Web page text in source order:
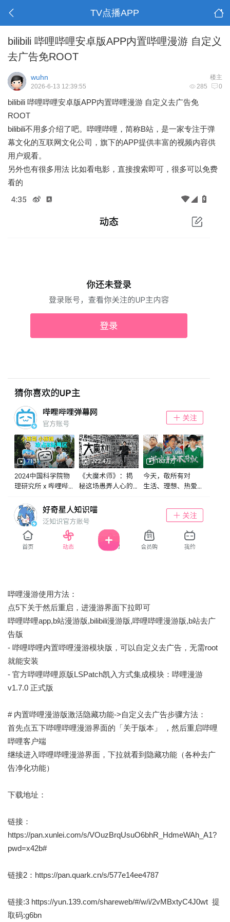
TV点播APP
bilibili 哔哩哔哩安卓版APP内置哔哩漫游 自定义
去广告免ROOT
楼主
wuhn
285 0
2026-6-13 12:39:55
bilibili 哔哩哔哩安卓版APP内置哔哩漫游 自定义去广告免
ROOT
bilibili不用多介绍了吧。哔哩哔哩，简称B站，是一家专注于弹
幕文化的互联网文化公司，旗下的APP提供丰富的视频内容供
用户观看。
另外也有很多用法 比如看电影，直接搜索即可，很多可以免费
看的
哔哩漫游使用方法：
点5下关于然后重启，进漫游界面下拉即可
哔哩哔哩app,b站漫游版,bilibili漫游版,哔哩哔哩漫游版,b站去广
告版
- 哔哩哔哩内置哔哩漫游模块版，可以自定义去广告，无需root
就能安装
- 官方哔哩哔哩原版LSPatch凯入方式集成模块：哔哩漫游
v1.7.0 正式版
# 内置哔哩漫游版激活隐藏功能->自定义去广告步骤方法：
首先点五下哔哩哔哩漫游界面的「关于版本」 ，然后重启哔哩
哔哩客户端
继续进入哔哩哔哩漫游界面，下拉就看到隐藏功能（各种去广
告净化功能）
下载地址：
链接：
https://pan.xunlei.com/s/VOuzBrqUsuO6bhR_HdmeWAh_A1?
pwd=x42b#
链接2： https://pan.quark.cn/s/577e14ee4787
链接:3 https://yun.139.com/shareweb/#/w/i/2vMBxtyC4J0wt 提
取码:g6bn